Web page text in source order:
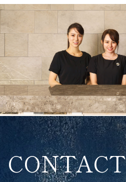
CONTACT